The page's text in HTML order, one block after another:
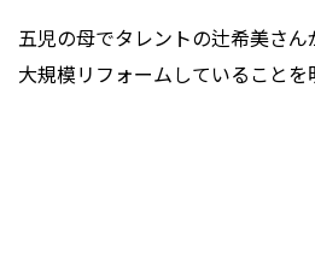
五児の母でタレントの辻希美さ
大規模リフォームしていることを